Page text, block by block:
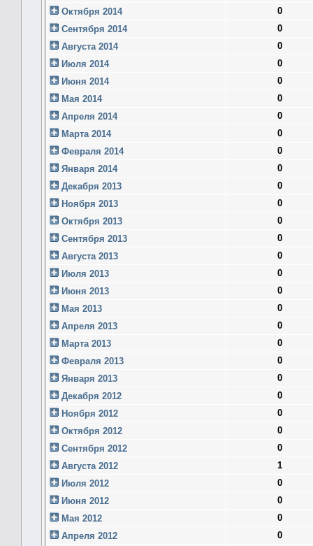
Октября 2014
0
Сентября 2014
0
Августа 2014
0
Июля 2014
0
Июня 2014
0
Мая 2014
0
Апреля 2014
0
Марта 2014
0
Февраля 2014
0
Января 2014
0
Декабря 2013
0
Ноября 2013
0
Октября 2013
0
Сентября 2013
0
Августа 2013
0
Июля 2013
0
Июня 2013
0
Мая 2013
0
Апреля 2013
0
Марта 2013
0
Февраля 2013
0
Января 2013
0
Декабря 2012
0
Ноября 2012
0
Октября 2012
0
Сентября 2012
0
Августа 2012
1
Июля 2012
0
Июня 2012
0
Мая 2012
0
Апреля 2012
0